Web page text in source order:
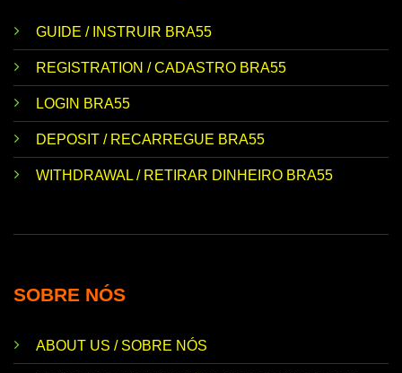
GUIDE / INSTRUIR BRA55
REGISTRATION / CADASTRO BRA55
LOGIN BRA55
DEPOSIT / RECARREGUE BRA55
WITHDRAWAL / RETIRAR DINHEIRO BRA55
SOBRE NÓS
ABOUT US / SOBRE NÓS